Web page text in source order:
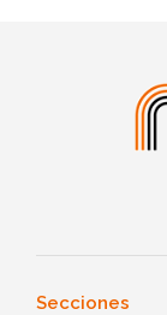
Secciones